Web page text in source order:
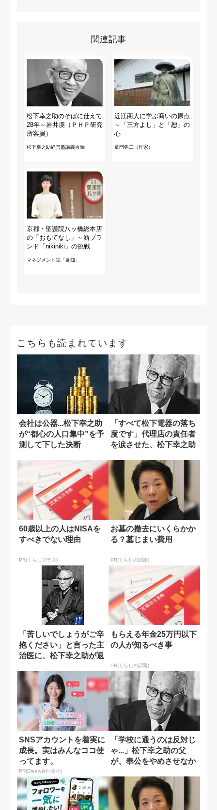
関連記事
松下幸之助のそばに仕えて
28年～岩井虔（ＰＨＰ研究
所客員）
松下幸之助経営塾講義再録
近江商人に学ぶ商いの原点
～「三方よし」と「恕」の
心
童門冬二（作家）
京都・聖護院八ッ橋総本店
の「おもてなし」～新ブラ
ンド「nikiniki」の挑戦
マネジメント誌「衆知」
こちらも読まれています
会社は公器...松下幸之助
が“都心の人口集中”を予
測して下した決断
「すべて松下電器の落ち
度です」代理店の責任者
を涙させた、松下幸之助
60歳以上の人はNISAを
すべきでない理由
PR(くらしプラス)
お墓の撤去にいくらかか
る？墓じまい費用
PR(くらしの話題)
「苦しいでしょうがご辛
抱ください」と言った主
治医に、松下幸之助が返
もらえる年金25万円以下
の人が知るべき事
PR(くらしの話題)
SNSアカウントを着実に
成長。実はみんなココ使
ってます。
PR(Dreaw合同会社)
「学校に通うのは反対じ
ゃ...」松下幸之助の父
が、奉公をやめさせなか